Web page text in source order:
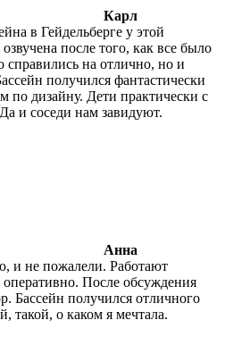
Карл
в Гейдельберге у этой
после того, как все было
справились на отлично, но и
получился фантастически
дизайну. Дети практически с
и соседи нам завидуют.
Анна
и не пожалели. Работают
После обсуждения
Бассейн получился отличного
такой, о каком я мечтала.